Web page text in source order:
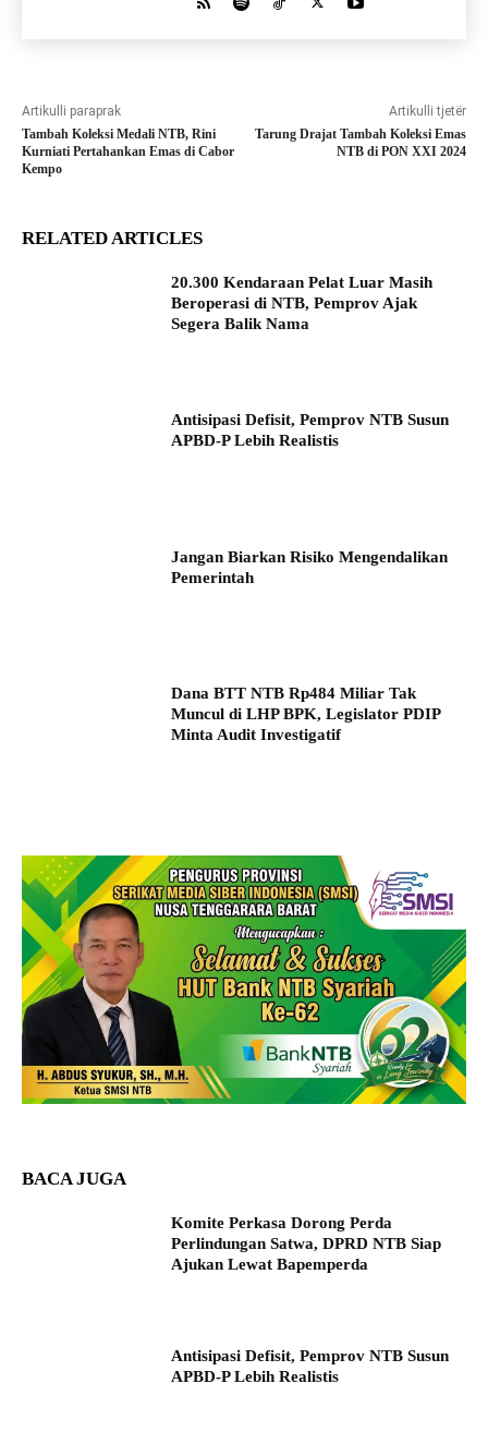
Artikulli paraprak
Tambah Koleksi Medali NTB, Rini
Kurniati Pertahankan Emas di Cabor
Kempo
Artikulli tjetër
Tarung Drajat Tambah Koleksi Emas
NTB di PON XXI 2024
RELATED ARTICLES
20.300 Kendaraan Pelat Luar Masih
Beroperasi di NTB, Pemprov Ajak
Segera Balik Nama
Antisipasi Defisit, Pemprov NTB Susun
APBD-P Lebih Realistis
Jangan Biarkan Risiko Mengendalikan
Pemerintah
Dana BTT NTB Rp484 Miliar Tak
Muncul di LHP BPK, Legislator PDIP
Minta Audit Investigatif
BACA JUGA
Komite Perkasa Dorong Perda
Perlindungan Satwa, DPRD NTB Siap
Ajukan Lewat Bapemperda
Antisipasi Defisit, Pemprov NTB Susun
APBD-P Lebih Realistis